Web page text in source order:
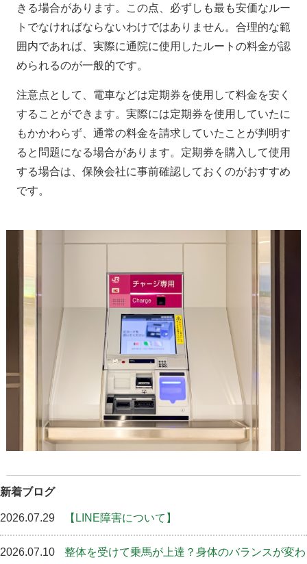
きる場合があります。この点、必ずしも最も安価なルー
トでなければならないわけではありません。合理的な範
囲内であれば、実際に通院に使用したルートの料金が認
められるのが一般的です。
注意点として、電車などは定期券を使用して料金を安く
することができます。実際には定期券を使用していたに
もかかわらず、通常の料金を請求していたことが判明す
ると問題になる場合があります。定期券を購入して使用
する場合は、保険会社に事前確認しておくのがおすすめ
です。
新着ブログ
2026.07.29 【LINE障害について】
2026.07.10
整体を受けて乗馬が上達？身体のバランスが変わ